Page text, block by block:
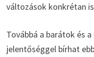
változások konkrétan
Továbbá a barátok és
jelentőséggel bírhat